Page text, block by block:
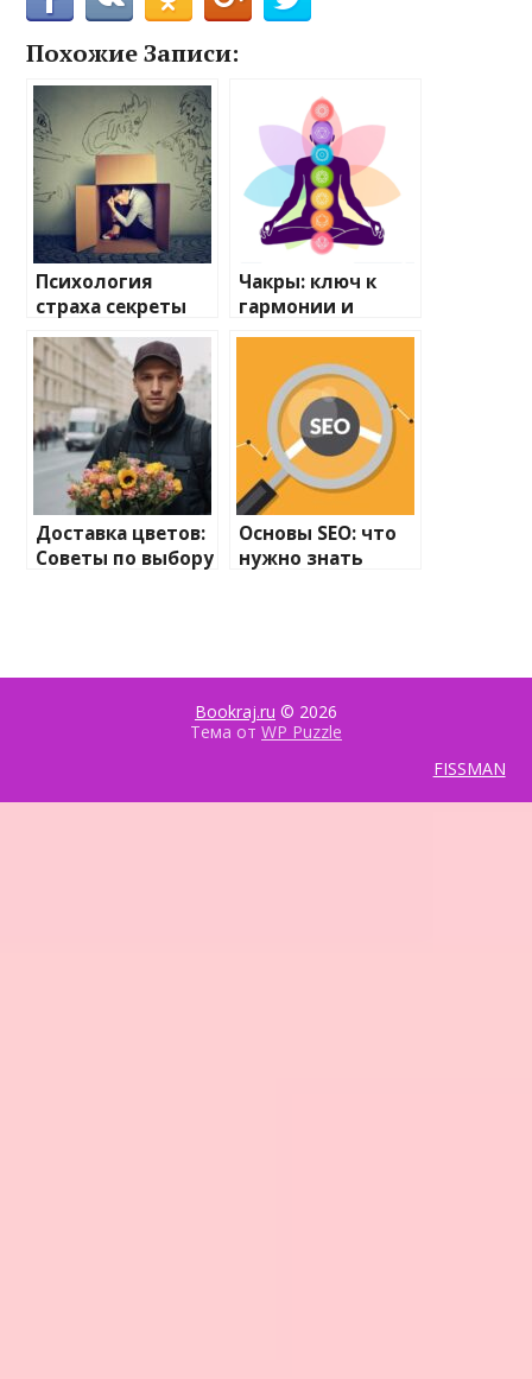
Похожие Записи:
Психология
страха секреты
победы над
самыми
сильными
фобиями
Чакры: ключ к
гармонии и
благополучию
Доставка цветов:
Советы по выбору
Основы SEO: что
нужно знать
Bookraj.ru © 2026
Тема от WP Puzzle
FISSMAN